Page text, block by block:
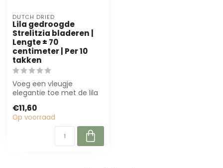
DUTCH DRIED
Lila gedroogde
Strelitzia bladeren |
Lengte ± 70
centimeter | Per 10
takken
Voeg een vleugje
elegantie toe met de lila
bladeren van Dutc...
€11,60
Op voorraad